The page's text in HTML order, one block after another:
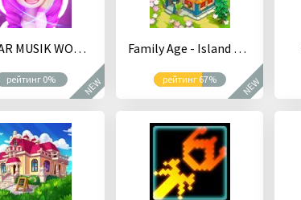
AVATAR MUSIK WORLD - Social Dancing Game
рейтинг 0% NEW
Family Age - Island farm game adventure
рейтинг 67% NEW